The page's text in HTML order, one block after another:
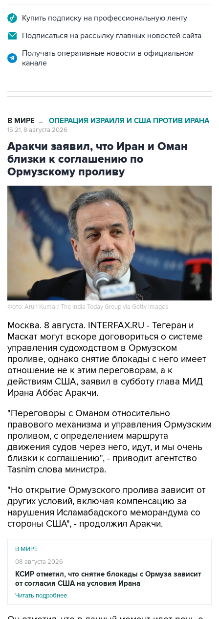
Купить подписку на профессиональную ленту
Подписаться на рассылку главных новостей сайта
Получать оперативные новости в официальном
канале
В МИРЕ → ОПЕРАЦИЯ ИЗРАИЛЯ И США ПРОТИВ ИРАНА
15:21, 8 августа 2026
Аракчи заявил, что Иран и Оман
близки к соглашению по
Ормузскому проливу
Фото: Arun Kumar/ The India Today Group via Getty Images
Москва. 8 августа. INTERFAX.RU - Тегеран и
Маскат могут вскоре договориться о системе
управления судоходством в Ормузском
проливе, однако снятие блокады с него имеет
отношение не к этим переговорам, а к
действиям США, заявил в субботу глава МИД
Ирана Аббас Аракчи.
"Переговоры с Оманом относительно
правового механизма и управления Ормузским
проливом, с определением маршрута
движения судов через него, идут, и мы очень
близки к соглашению", - приводит агентство
Tasnim слова министра.
"Но открытие Ормузского пролива зависит от
других условий, включая компенсацию за
нарушения Исламабадского меморандума со
стороны США", - продолжил Аракчи.
В МИРЕ
08 августа 2026
КСИР отметил, что снятие блокады с Ормуза зависит
от согласия США на условия Ирана
Читать подробнее